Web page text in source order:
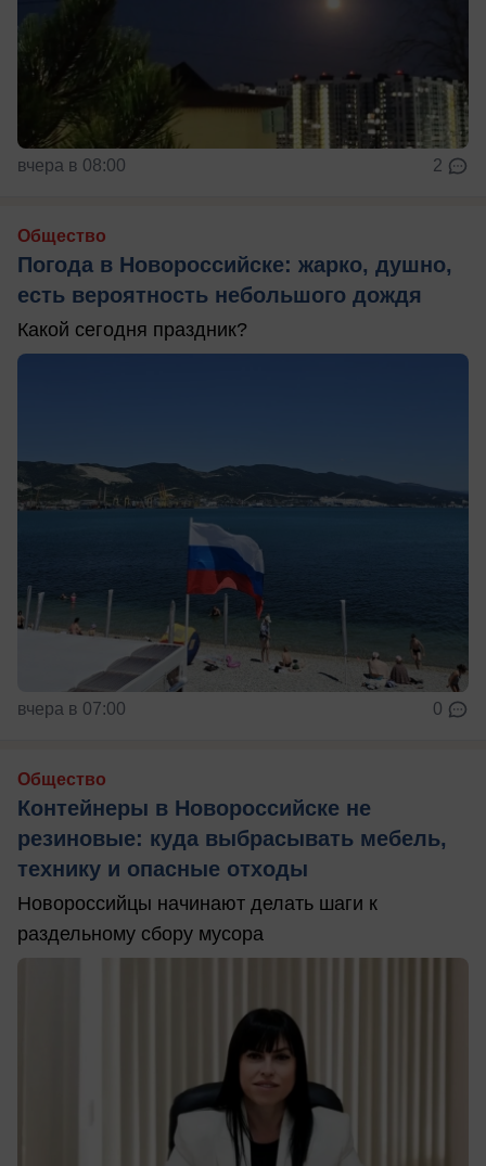
вчера в 08:00 2
Общество
Погода в Новороссийске: жарко, душно,
есть вероятность небольшого дождя
Какой сегодня праздник?
вчера в 07:00 0
Общество
Контейнеры в Новороссийске не
резиновые: куда выбрасывать мебель,
технику и опасные отходы
Новороссийцы начинают делать шаги к
раздельному сбору мусора